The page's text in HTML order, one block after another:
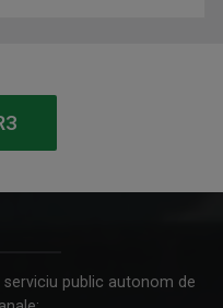
public autonom de